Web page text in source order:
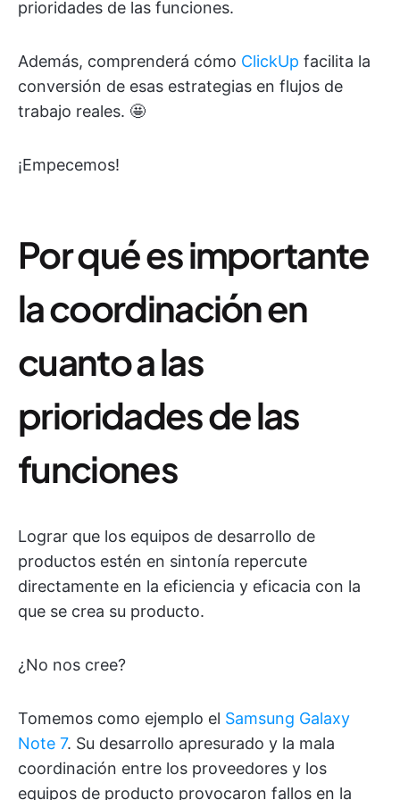
prioridades de las funciones.
Además, comprenderá cómo ClickUp facilita la
conversión de esas estrategias en flujos de
trabajo reales. 🤩
¡Empecemos!
Por qué es importante
la coordinación en
cuanto a las
prioridades de las
funciones
Lograr que los equipos de desarrollo de
productos estén en sintonía repercute
directamente en la eficiencia y eficacia con la
que se crea su producto.
¿No nos cree?
Tomemos como ejemplo el Samsung Galaxy
Note 7. Su desarrollo apresurado y la mala
coordinación entre los proveedores y los
equipos de producto provocaron fallos en la